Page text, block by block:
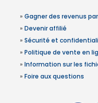
» Gagner des revenus
» Devenir affilié
» Sécurité et
» Politique de vente en
» Information sur les
» Foire aux questions